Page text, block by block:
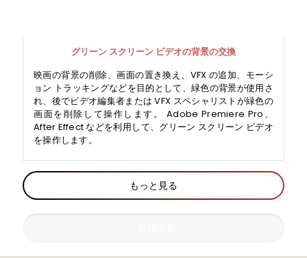
グリーン スクリーン ビデオの背景の交換
映画の背景の削除、画面の置き換え、VFX の追加、モーシ
ョン トラッキングなどを目的として、緑色の背景が使用さ
れ、後でビデオ編集者または VFX スペシャリストが緑色の
画面を削除して操作します。 Adobe Premiere Pro、
After Effect などを利用して、グリーン スクリーン ビデオ
を操作します。
もっと見る